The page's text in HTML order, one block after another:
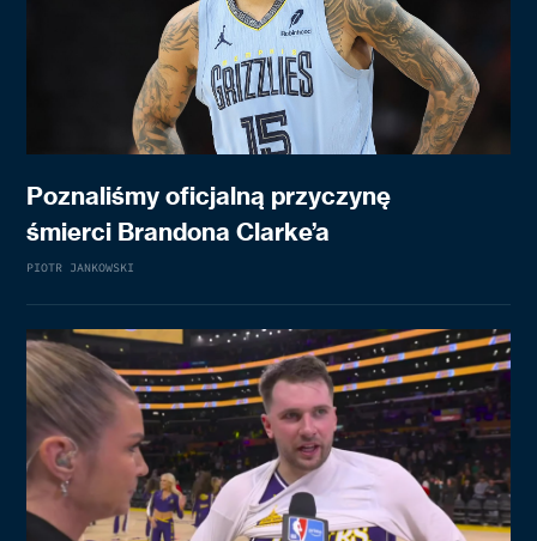
Poznaliśmy oficjalną przyczynę
śmierci Brandona Clarke’a
PIOTR JANKOWSKI